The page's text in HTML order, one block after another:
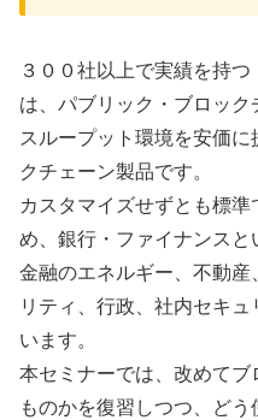
３００社以上で実績を持
は、パブリック・ブロッ
スループット環境を安価
クチェーン製品です。
カスタマイズせずとも標
め、銀行・ファイナンス
金融のエネルギー、不動
リティ、行政、社内セキ
います。
本セミナーでは、改めて
ものかを復習しつつ、ど